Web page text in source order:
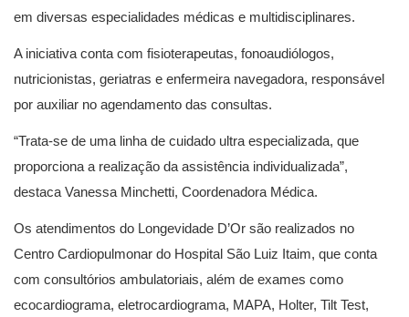
em diversas especialidades médicas e multidisciplinares.
A iniciativa conta com fisioterapeutas, fonoaudiólogos,
nutricionistas, geriatras e enfermeira navegadora, responsável
por auxiliar no agendamento das consultas.
“Trata-se de uma linha de cuidado ultra especializada, que
proporciona a realização da assistência individualizada”,
destaca Vanessa Minchetti, Coordenadora Médica.
Os atendimentos do Longevidade D’Or são realizados no
Centro Cardiopulmonar do Hospital São Luiz Itaim, que conta
com consultórios ambulatoriais, além de exames como
ecocardiograma, eletrocardiograma, MAPA, Holter, Tilt Test,